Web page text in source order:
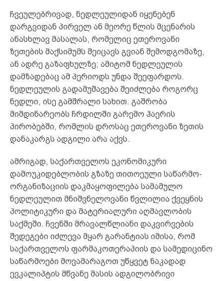
ჩვეულებრივად, ნედლეულიდან იყენებენ
დარგვიდან პირველ ან მეორე წლის მცენარის
ანასხლავ მასალას, რომელიც ეთეროვანი
ზეთების მაქსიმუმს შეიცავს გვიან შემოდგომაზე,
ან ადრე გაზაფხულზე; ამიტომ ნედლეულის
დამზადებაც ამ პერიოდს უნდა შეეფარდოს.
ნედლეულის გადამუშავება შეიძლება როგორც
ნედლი, ისე გამშრალი სახით. გაშრობა
მიმდინარეობს ჩრდილში გარემო ჰაერის
პირობებში, რომლის დროსაც ეთეროვანი ზეთის
დანაკარგს ადგილი არა აქვს.
ამრიგად, საქართველოს ეკონომიკური
დამოუკიდებლობის გზაზე თითოეული საწარმო-
ორგანიზაციის დაკმაყოფილება სამამულო
ნედლეულით მნიშვნელოვანი წვლილია ქვეყნის
პოლიტიკური და მატერიალური აღმავლობის
საქმეში. ჩვენში მრავალწლიანი დაკვირვების
შედეგები იძლევა მყარ გარანტიას იმისა, რომ
საქართველოს ფარმაკოთერაპიის და სამედიცინო
საწარმოები მოვამარაგოთ უწყვეტ ნაკადად
ევკალიპტის მწვანე მასის ადგილობრივი